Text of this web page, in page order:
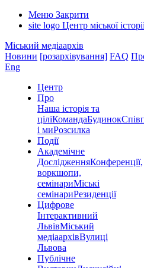
Меню Закрити
site logo Центр міської
Міський медіаархів
Новини [розархівування] FAQ
Eng
Центр
Про
Наша історія та
ціліКомандаБудинок
і миРозсилка
Події
Академічне
ДослідженняКонференції,
воркшопи,
семінариМіські
семінариРезиденції
Цифрове
Інтерактивний
ЛьвівМіський
медіаархівВулиці
Львова
Публічне